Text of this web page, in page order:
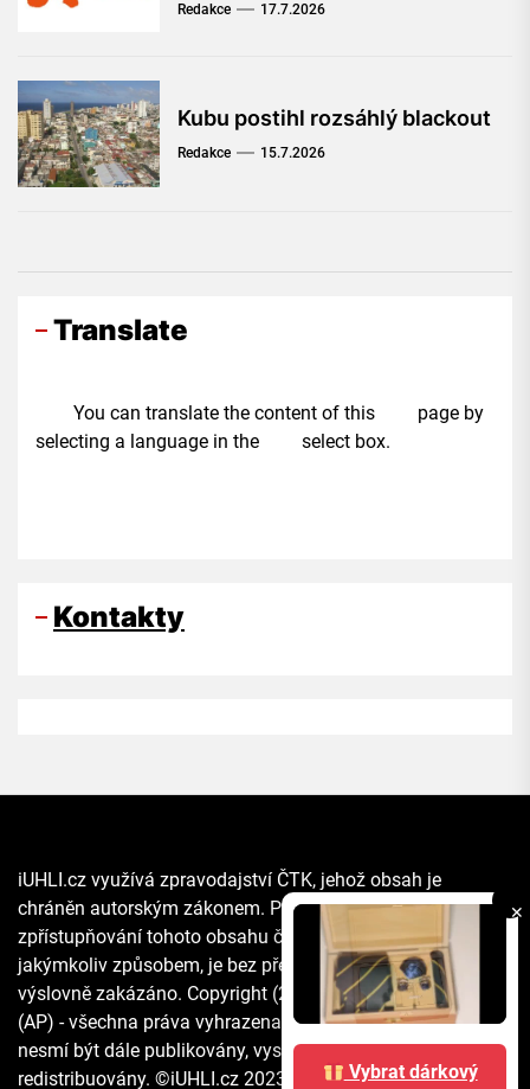
Redakce 17.7.2026
Kubu postihl rozsáhlý blackout
Redakce 15.7.2026
Translate
You can translate the content of this page by
selecting a language in the select box.
Kontakty
✕
Vybrat dárkový
iUHLI.cz využívá zpravodajství ČTK, jehož obsah je
chráněn autorským zákonem. Přepis, šíření či další
zpřístupňování tohoto obsahu či jeho části veřejnosti, a to
jakýmkoliv způsobem, je bez předchozího souhlasu ČTK
výslovně zakázáno. Copyright (2021) The Associated Press
(AP) - všechna práva vyhrazena. Materiály agentury AP
nesmí být dále publikovány, vysílány, přepisovány nebo
redistribuovány. ©iUHLI.cz 2023 All rights reserved.